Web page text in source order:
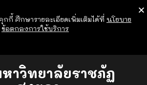
าวิทยาลัยราชภัฏ
กี้ ศึกษารายละเอียดเพิ่มเติมได้ที่ นโยบาย
ข้อตกลงการใช้บริการ